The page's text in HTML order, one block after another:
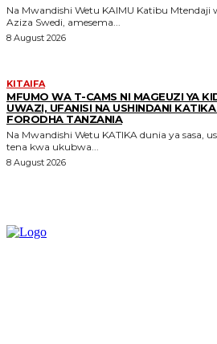
Na Mwandishi Wetu KAIMU Katibu Mtendaji wa Tume ya Madini, Mhandisi
Aziza Swedi, amesema...
8 August 2026
KITAIFA
MFUMO WA T-CAMS NI MAGEUZI YA
UWAZI, UFANISI NA USHINDANI
FORODHA TANZANIA
Na Mwandishi Wetu KATIKA dunia ya sasa, ushindani wa biashara haupimwi
tena kwa ukubwa...
8 August 2026